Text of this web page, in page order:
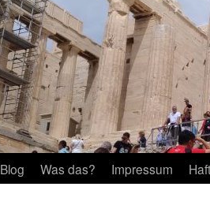
Was das? Impressum